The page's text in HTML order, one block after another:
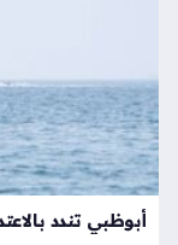
منذ
شه
ر
واح